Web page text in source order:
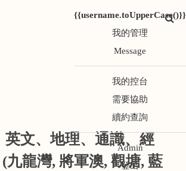
{{username.toUpperCase()}}
我的管理
Message
我的控台
需要協助
續約查詢
Admin
登出
英文、地理、通識、經
九龍灣, 將軍澳, 觀塘, 藍